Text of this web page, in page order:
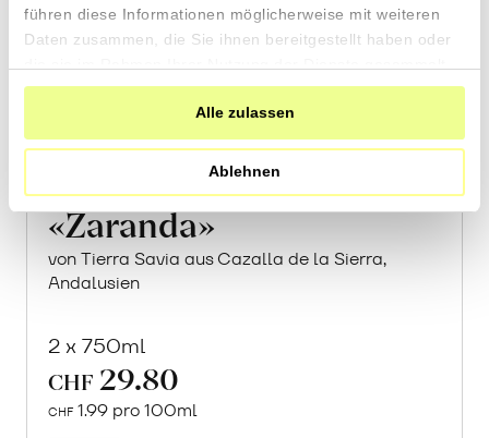
führen diese Informationen möglicherweise mit weiteren
Daten zusammen, die Sie ihnen bereitgestellt haben oder
haben.
Alle zulassen
Ablehnen
«Zaranda»
von Tierra Savia aus Cazalla de la Sierra,
Andalusien
2 x 750ml
CHF 29.80
CHF 1.99 pro 100ml